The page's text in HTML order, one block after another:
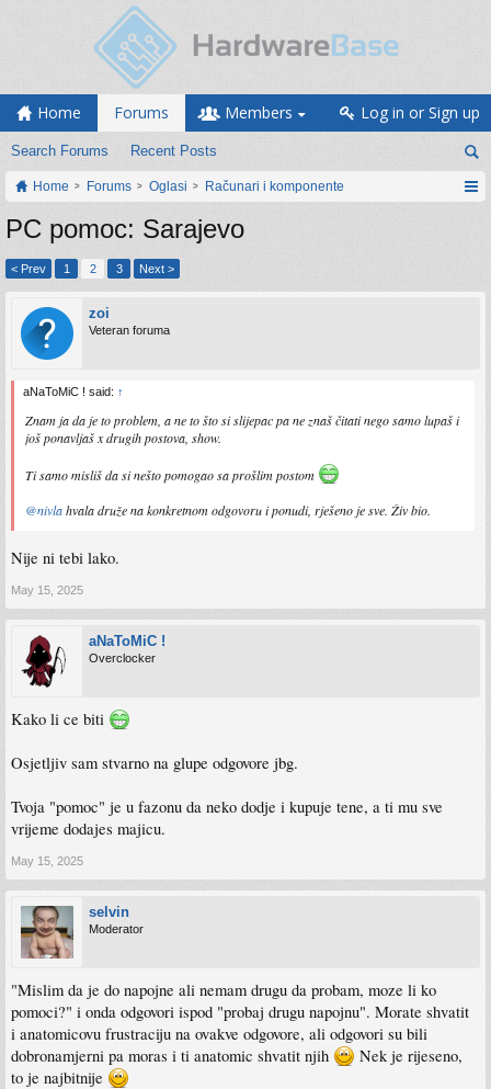
Home Forums
Search Forums Recent Posts
Members Log in or Sign up
Home Forums Oglasi Računari i komponente
PC pomoc: Sarajevo
< Prev 1 2 3 Next >
zoi
Veteran foruma
aNaToMiC ! said: ↑
Znam ja da je to problem, a ne to što si slijepac pa ne znaš čitati nego samo lupaš i
još ponavljaš x drugih postova, show.
Ti samo misliš da si nešto pomogao sa prošlim postom
@nivlahvala druže na konkretnom odgovoru i ponudi, rješeno je sve. Živ bio.
Nije ni tebi lako.
May 15, 2025
aNaToMiC !
Overclocker
Kako li ce biti
Osjetljiv sam stvarno na glupe odgovore jbg.
Tvoja "pomoc" je u fazonu da neko dodje i kupuje tene, a ti mu sve
vrijeme dodajes majicu.
May 15, 2025
selvin
Moderator
"Mislim da je do napojne ali nemam drugu da probam, moze li ko
pomoci?" i onda odgovori ispod "probaj drugu napojnu". Morate shvatit
i anatomicovu frustraciju na ovakve odgovore, ali odgovori su bili
dobronamjerni pa moras i ti anatomic shvatit njih
Nek je rijeseno,
to je najbitnije